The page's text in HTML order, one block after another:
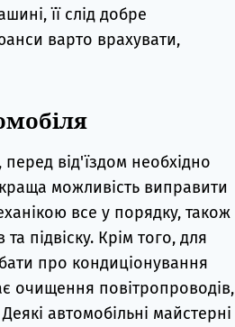
її слід добре
варто врахувати,
від'їздом необхідно
можливість виправити
все у порядку, також
підвіску. Крім того, для
про кондиціонування
очищення повітропроводів,
автомобільні майстерні